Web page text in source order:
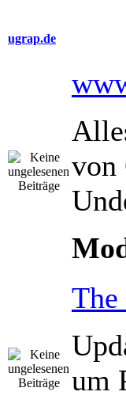
ugrap.de
von
The
um